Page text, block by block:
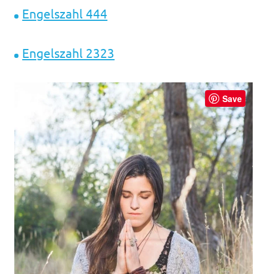
Engelszahl 444
Engelszahl 2323
Save